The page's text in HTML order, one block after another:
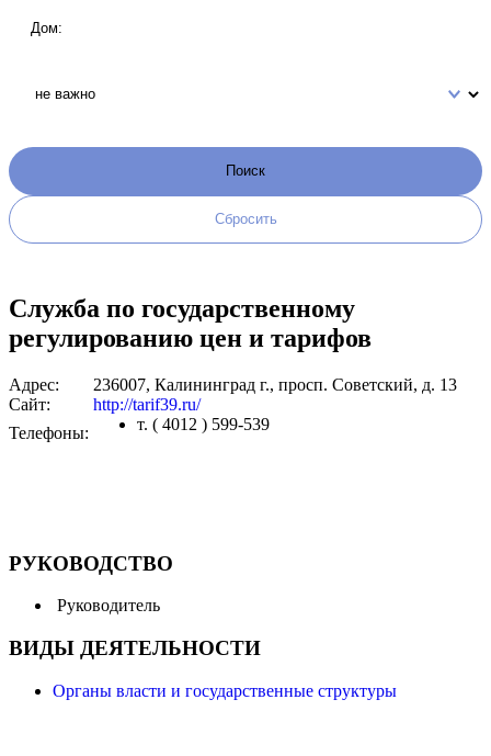
Служба по государственному
регулированию цен и тарифов
Адрес:
236007, Калининград г., просп. Советский, д. 13
Сайт:
http://tarif39.ru/
Телефоны:
т. ( 4012 ) 599-539
РУКОВОДСТВО
Руководитель
ВИДЫ ДЕЯТЕЛЬНОСТИ
Органы власти и государственные структуры